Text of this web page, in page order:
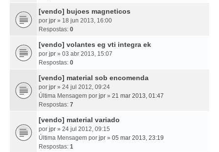
[vendo] bujoes magneticos
por jpr » 18 jun 2013, 16:00
Respostas: 0
[vendo] volantes eg vti integra ek
por jpr » 03 abr 2013, 15:07
Respostas: 0
[vendo] material sob encomenda
por jpr » 24 jul 2012, 09:24
Última Mensagem por jpr » 21 mar 2013, 01:47
Respostas: 7
[vendo] material variado
por jpr » 24 jul 2012, 09:15
Última Mensagem por jpr » 05 mar 2013, 23:19
Respostas: 1